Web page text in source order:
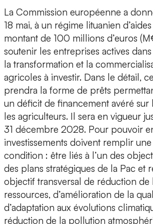
La Commission européenne a
18 mai, à un régime lituanien d’aides
montant de 100 millions d’euros
soutenir les entreprises actives
la transformation et la
agricoles à investir. Dans le détail,
prendra la forme de prêts
un déficit de financement avéré
les agriculteurs. Il sera en vigueur
31 décembre 2028. Pour pouvoir
investissements doivent remplir
condition : être liés à l’un des
des plans stratégiques de la Pac et
objectif transversal de réduction de
ressources, d’amélioration de la
d’adaptation aux évolutions
réduction de la pollution